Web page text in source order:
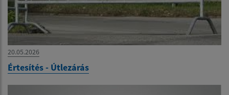
20.05.2026
Értesítés - Útlezárás